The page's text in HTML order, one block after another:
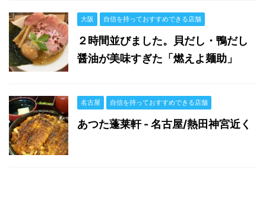
大阪 自信を持っておすすめできる店舗
２時間並びました。貝だし・鴨だし
醤油が美味すぎた「燃えよ麺助」
名古屋 自信を持っておすすめできる店舗
あつた蓬莱軒 - 名古屋/熱田神宮近く